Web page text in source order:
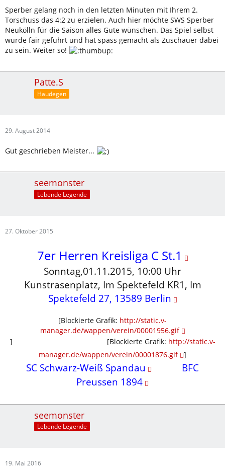
Sperber gelang noch in den letzten Minuten mit Ihrem 2.
Torschuss das 4:2 zu erzielen. Auch hier möchte SWS Sperber
Neukölln für die Saison alles Gute wünschen. Das Spiel selbst
wurde fair geführt und hat spass gemacht als Zuschauer dabei
zu sein. Weiter so!
Patte.S
Haudegen
29. August 2014
Gut geschrieben Meister...
seemonster
Lebende Legende
27. Oktober 2015
7er Herren Kreisliga C St.1
Sonntag,01.11.2015, 10:00 Uhr
Kunstrasenplatz, Im Spektefeld KR1, Im
Spektefeld 27, 13589 Berlin
[Blockierte Grafik: http://static.v-
manager.de/wappen/verein/00001956.gif
]
[Blockierte Grafik: http://static.v-
manager.de/wappen/verein/00001876.gif
]
SC Schwarz-Weiß Spandau
BFC
Preussen 1894
seemonster
Lebende Legende
19. Mai 2016